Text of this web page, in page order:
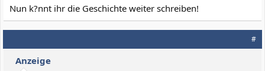
Nun k?nnt ihr die Geschichte weiter schreiben!
#
Anzeige